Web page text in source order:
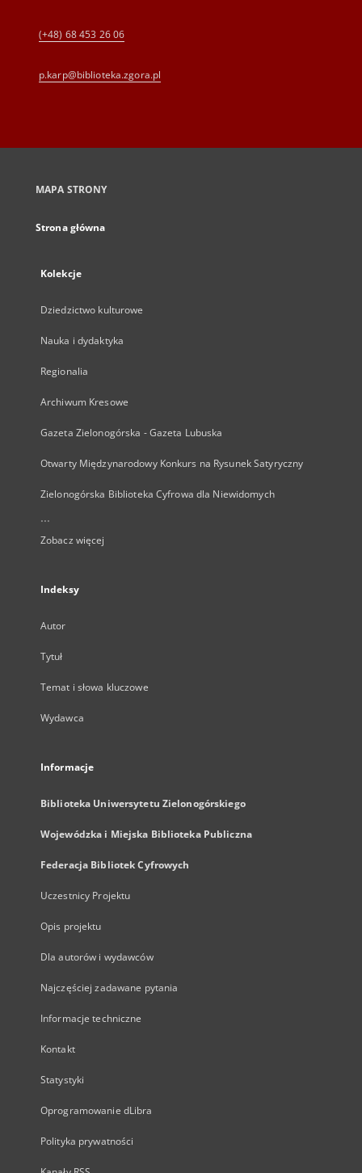
(+48) 68 453 26 06
p.karp@biblioteka.zgora.pl
MAPA STRONY
Strona główna
Kolekcje
Dziedzictwo kulturowe
Nauka i dydaktyka
Regionalia
Archiwum Kresowe
Gazeta Zielonogórska - Gazeta Lubuska
Otwarty Międzynarodowy Konkurs na Rysunek Satyryczny
Zielonogórska Biblioteka Cyfrowa dla Niewidomych
...
Zobacz więcej
Indeksy
Autor
Tytuł
Temat i słowa kluczowe
Wydawca
Informacje
Biblioteka Uniwersytetu Zielonogórskiego
Wojewódzka i Miejska Biblioteka Publiczna
Federacja Bibliotek Cyfrowych
Uczestnicy Projektu
Opis projektu
Dla autorów i wydawców
Najczęściej zadawane pytania
Informacje techniczne
Kontakt
Statystyki
Oprogramowanie dLibra
Polityka prywatności